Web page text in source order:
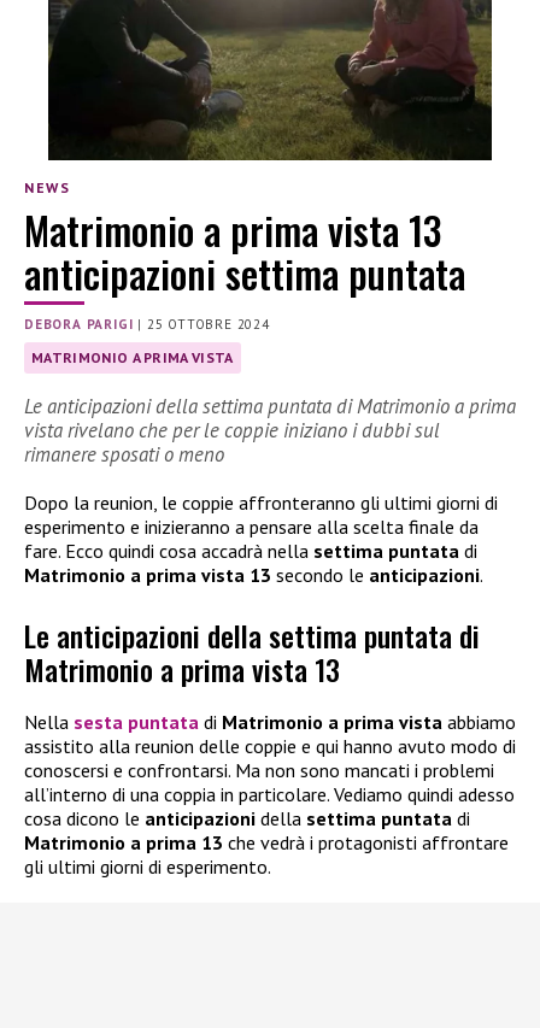
NEWS
Matrimonio a prima vista 13
anticipazioni settima puntata
DEBORA PARIGI | 25 OTTOBRE 2024
MATRIMONIO A PRIMA VISTA
Le anticipazioni della settima puntata di Matrimonio a prima
vista rivelano che per le coppie iniziano i dubbi sul
rimanere sposati o meno
Dopo la reunion, le coppie affronteranno gli ultimi giorni di
esperimento e inizieranno a pensare alla scelta finale da
fare. Ecco quindi cosa accadrà nella settima puntata di
Matrimonio a prima vista 13 secondo le anticipazioni.
Le anticipazioni della settima puntata di
Matrimonio a prima vista 13
Nella sesta puntata di Matrimonio a prima vista abbiamo
assistito alla reunion delle coppie e qui hanno avuto modo di
conoscersi e confrontarsi. Ma non sono mancati i problemi
all’interno di una coppia in particolare. Vediamo quindi adesso
cosa dicono le anticipazioni della settima puntata di
Matrimonio a prima 13 che vedrà i protagonisti affrontare
gli ultimi giorni di esperimento.